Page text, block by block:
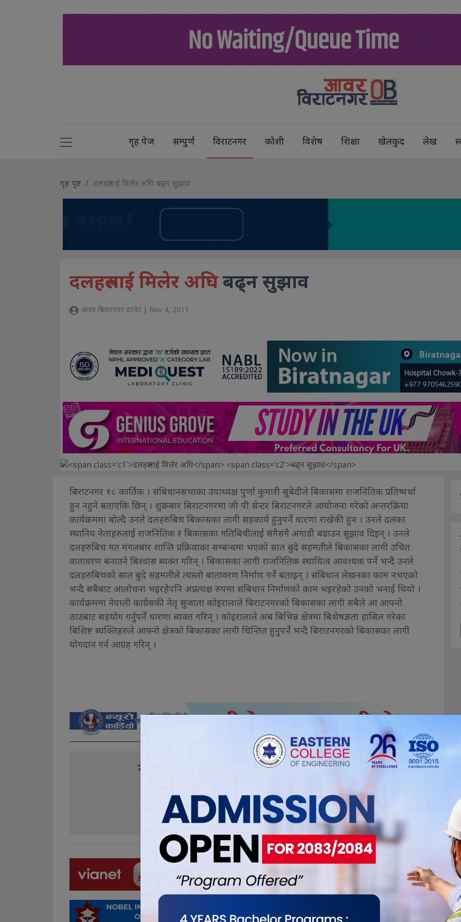
गृह पेज सम्पुर्ण विराटनगर कोशी विशेष शिक्षा खेलकुद लेख
गृह पृष्ट दलहरुलाई मिलेर अघि बढ्न सुझाव
दलहरुलाई मिलेर अघिबढ्न सुझाव
आवर बिराटनगर डटनेट | Nov 4, 2011
बिराटनगर १८ कार्तिक । संबिधानसभाका उपाध्यक्ष पुर्णा कुमारी सुबेदीले बिकासमा राजनितिक प्रतिष्पर्धा
हुन नहुने बताएकि छिन् । शुक्रबार बिराटनगरमा जी पी सेन्टर बिराटनगरले आयोजना गरेको अन्तरक्रिया
कार्यक्रममा बोल्दै उनले दलहरुबिच बिकासका लागी सहकार्य हुनुपर्ने धारणा राखेकी हुन । उनले दलका
स्थानिय नेताहरुलाई राजनितिक र बिकासका गतिबिधीलाई संगैसंगै अगाडी बढाउन सुझाव दिइन् । उनले
दलहरुबिच गत मंगलबार शान्ति प्रक्रियाका सम्बन्धमा भएको सात बुदे सहमतीले बिकासका लागी उचित
वातावरण बनाउने बिश्वास ब्यक्त गरिन् । बिकासका लागी राजनितिक स्थायित्व आवश्यक पर्ने भन्दै उनले
दलहरुबिचको सात बुदे सहमतीले त्यस्तो बातावरण निर्माण गर्ने बताइन् । संबिधान लेखनका काम नभएको
भन्दै सबैबाट आलोचना भइरहेपनि अप्रत्यक्ष रुपमा संबिधान निर्माणको काम भइरहेको उनको भनाई थियो ।
कार्यक्रममा नेपाली कांग्रेसकी नेतृ सुजाता कोइरालाले बिराटनगरको बिकासका लागी सबैले आ आफ्नो
ठाउबाट सहयोग गर्नुपर्ने धारणा ब्यक्त गरिन् । कोइरालाले अब बिभिन्न क्षेत्रमा बिशेषज्ञता हासिल गरेका
बिशिष्ट ब्यक्तिहरुले आफ्नो क्षेत्रको बिकासका लागी चिन्तित हुनुपर्ने भन्दै बिराटनगरको बिकासका लागी
योगदान गर्न आग्रह गरिन् ।
यो खबर पढेर तपाईलाई कस्तो महसुस भयो ?
0 0 0 0